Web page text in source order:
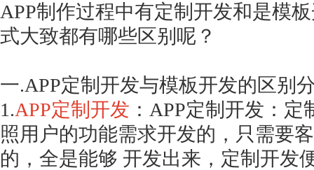
APP制作过程中有定制开发和是模
式大致都有哪些区别呢？
一.APP定制开发与模板开发的区别
1.APP定制开发 ：APP定制开发：
照用户的功能需求开发的，只需要
的，全是能够 开发出来，定制开发